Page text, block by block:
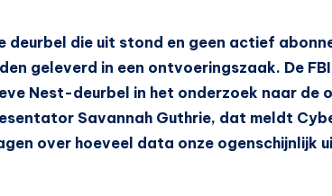
deurbel die uit stond en geen actief
geleverd in een ontvoeringszaak. De
Nest-deurbel in het onderzoek naar de
Savannah Guthrie, dat meldt
over hoeveel data onze ogenschijnlijk